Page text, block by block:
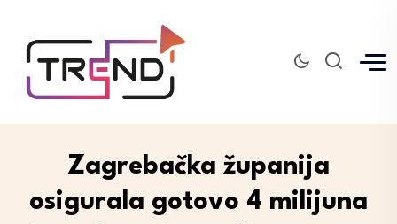
Zagrebačka županija
osigurala gotovo 4 milijuna